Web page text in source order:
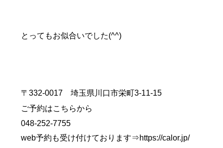
とってもお似合いでした(^^)
〒332-0017 埼玉県川口市栄町3-11-15
ご予約はこちらから
048-252-7755
web予約も受け付けております⇒https://calor.jp/